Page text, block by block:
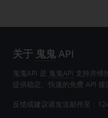
关于 鬼鬼API
鬼鬼API 是 鬼鬼API 支持并维
提供稳定、快速的免费 API 接
反馈或建议请发送邮件至：